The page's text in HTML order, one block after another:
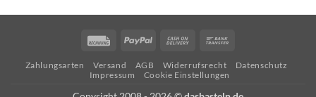
RechungPayPal
Cash
Delivery
Zahlungsarten Versand AGB Widerrufsrecht
Datenschutz
Impressum
Cookie Einstellungen